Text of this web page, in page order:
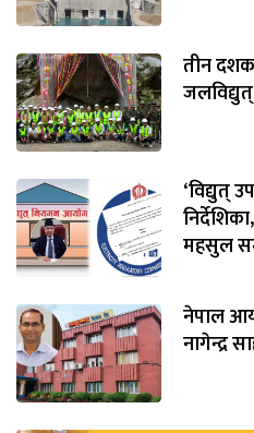
तीन
‘विद्युत्
महसुल
नेपाल
नागेन्द्र